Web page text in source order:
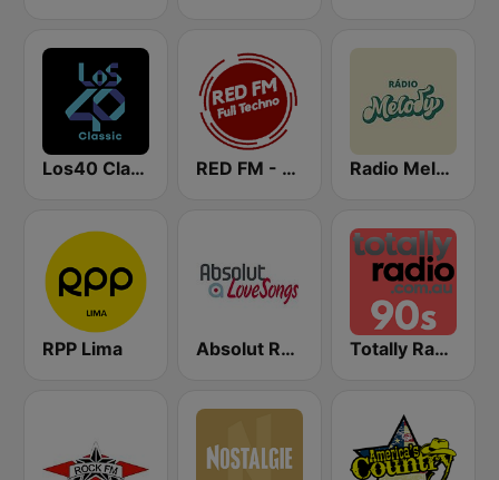
Los40 Classic RED FM - TECHNO Radio Melody
RPP Lima Absolut Relax Lovesongs Totally Radio 90s